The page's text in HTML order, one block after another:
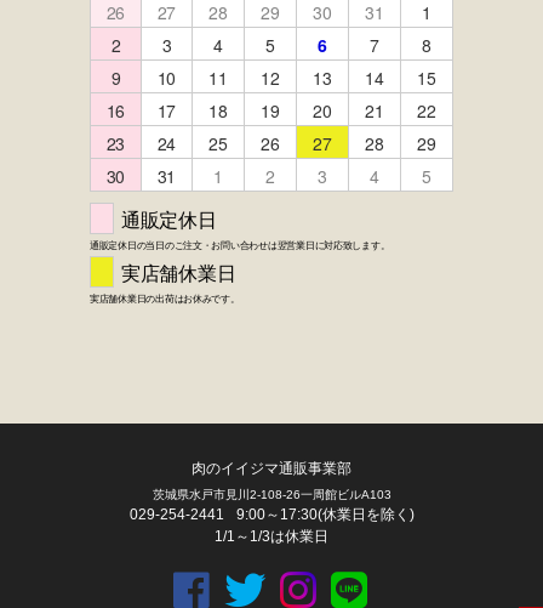
FACEBOOK
肉のイイジマ通販事業部
茨城県水戸市見川2-108-26一周館ビルA103
029-254-2441
9:00～17:30(休業日を除く)
1/1～1/3は休業日